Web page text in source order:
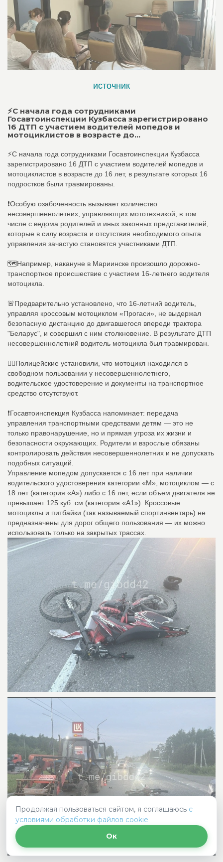
источник
⚡️С начала года сотрудниками
Госавтоинспекции Кузбасса зарегистрировано
16 ДТП с участием водителей мопедов и
мотоциклистов в возрасте до...
⚡️С начала года сотрудниками Госавтоинспекции Кузбасса
зарегистрировано 16 ДТП с участием водителей мопедов и
мотоциклистов в возрасте до 16 лет, в результате которых 16
подростков были травмированы.
❗️Особую озабоченность вызывает количество
несовершеннолетних, управляющих мототехникой, в том
числе с ведома родителей и иных законных представителей,
которые в силу возраста и отсутствия необходимого опыта
управления зачастую становятся участниками ДТП.
🗺Например, накануне в Мариинске произошло дорожно-
транспортное происшествие с участием 16-летнего водителя
мотоцикла.
🚨Предварительно установлено, что 16-летний водитель,
управляя кроссовым мотоциклом «Прогаси», не выдержал
безопасную дистанцию до двигавшегося впереди трактора
"Беларус", и совершил с ним столкновение. В результате ДТП
несовершеннолетний водитель мотоцикла был травмирован.
👮‍♂Полицейские установили, что мотоцикл находился в
свободном пользовании у несовершеннолетнего,
водительское удостоверение и документы на транспортное
средство отсутствуют.
❗️Госавтоинспекция Кузбасса напоминает: передача
управления транспортными средствами детям — это не
только правонарушение, но и прямая угроза их жизни и
безопасности окружающих. Родители и взрослые обязаны
контролировать действия несовершеннолетних и не допускать
подобных ситуаций.
Управление мопедом допускается с 16 лет при наличии
водительского удостоверения категории «М», мотоциклом — с
18 лет (категория «А») либо с 16 лет, если объем двигателя не
превышает 125 куб. см (категория «А1»). Кроссовые
мотоциклы и питбайки (так называемый спортинвентарь) не
предназначены для дорог общего пользования — их можно
использовать только на закрытых трассах.
Продолжая пользоваться сайтом, я соглашаюсь с
условиями обработки файлов cookie
Ок